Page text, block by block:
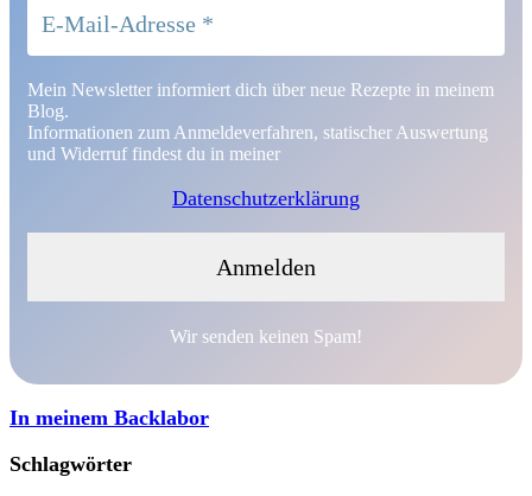
Mein Newsletter informiert dich über neue Rezepte in meinem
Blog.
Informationen zum Anmeldeverfahren, statischer Auswertung
und Widerruf findest du in meiner
Datenschutzerklärung
Wir senden keinen Spam!
In meinem Backlabor
Schlagwörter